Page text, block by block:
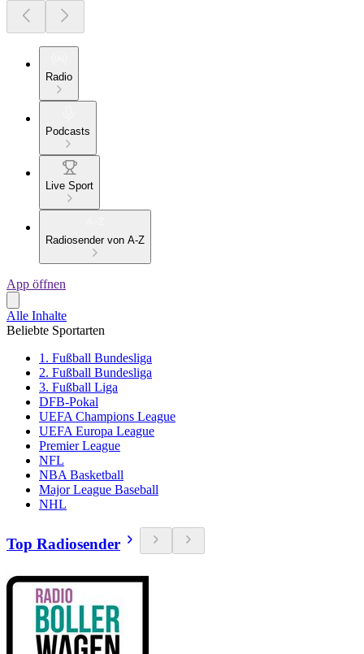
Radio
Podcasts
Live Sport
Radiosender von A-Z
App öffnen
Alle Inhalte
Beliebte Sportarten
1. Fußball Bundesliga
2. Fußball Bundesliga
3. Fußball Liga
DFB-Pokal
UEFA Champions League
UEFA Europa League
Premier League
NFL
NBA Basketball
Major League Baseball
NHL
Top Radiosender